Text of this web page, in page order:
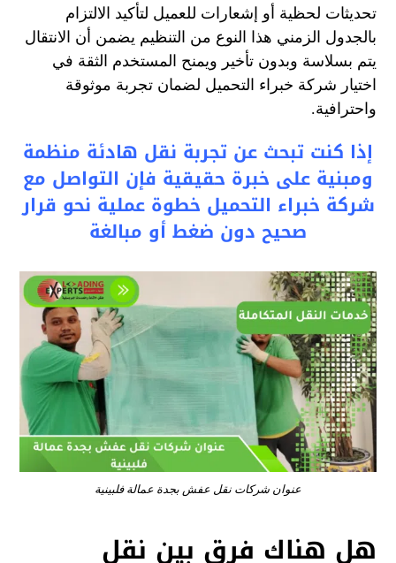
تحديثات لحظية أو إشعارات للعميل لتأكيد الالتزام
بالجدول الزمني هذا النوع من التنظيم يضمن أن الانتقال
يتم بسلاسة وبدون تأخير ويمنح المستخدم الثقة في
اختيار شركة خبراء التحميل لضمان تجربة موثوقة
واحترافية.
إذا كنت تبحث عن تجربة نقل هادئة منظمة
ومبنية على خبرة حقيقية فإن التواصل مع
شركة خبراء التحميل خطوة عملية نحو قرار
صحيح دون ضغط أو مبالغة
عنوان شركات نقل عفش بجدة عمالة فلبينية
هل هناك فرق بين نقل